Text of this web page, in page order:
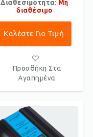
Διαθεσιμότητα: Μη
διαθέσιμο
Καλέστε Για Τιμή
Προσθήκη Στα
Αγαπημένα